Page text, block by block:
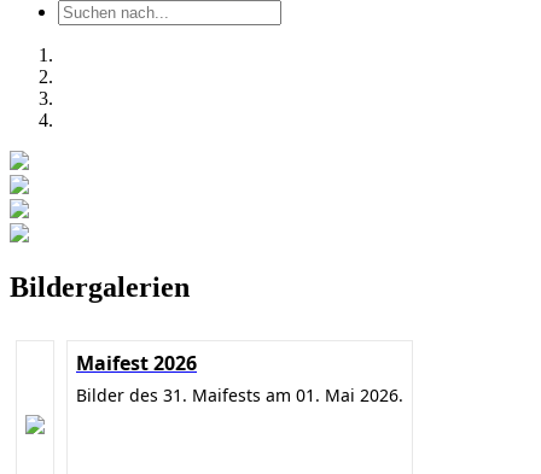
Bildergalerien
Maifest 2026
Bilder des 31. Maifests am 01. Mai 2026.